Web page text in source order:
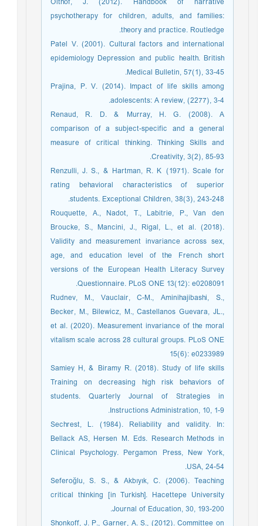
psychotherapy for children, adults, and families:
theory and practice. Routledge.
Patel V. (2001). Cultural factors and international
epidemiology Depression and public health. British
Medical Bulletin, 57(1), 33-45.
Prajina, P. V. (2014). Impact of life skills among
adolescents: A review, (2277), 3-4.
Renaud, R. D. & Murray, H. G. (2008). A
comparison of a subject-specific and a general
measure of critical thinking. Thinking Skills and
Creativity, 3(2), 85-93.
Renzulli, J. S., & Hartman, R. K (1971). Scale for
rating behavioral characteristics of superior
students. Exceptional Children, 38(3), 243-248.
Rouquette, A., Nadot, T., Labitrie, P., Van den
Broucke, S., Mancini, J., Rigal, L., et al. (2018).
Validity and measurement invariance across sex,
age, and education level of the French short
versions of the European Health Literacy Survey
Questionnaire. PLoS ONE 13(12): e0208091.
Rudnev, M., Vauclair, C-M., Aminihajibashi, S.,
Becker, M., Bilewicz, M., Castellanos Guevara, JL.,
et al. (2020). Measurement invariance of the moral
vitalism scale across 28 cultural groups. PLoS ONE
15(6): e0233989
Samiey H, & Biramy R. (2018). Study of life skills
Training on decreasing high risk behaviors of
students. Quarterly Journal of Strategies in
Instructions Administration, 10, 1-9.
Sechrest, L. (1984). Reliability and validity. In:
Bellack AS, Hersen M. Eds. Research Methods in
Clinical Psychology. Pergamon Press, New York,
USA, 24-54.
Seferoğlu, S. S., & Akbıyık, C. (2006). Teaching
critical thinking [in Turkish]. Hacettepe University
Journal of Education, 30, 193-200.